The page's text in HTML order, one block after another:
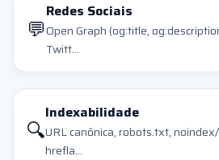
💬
Redes Sociais
Open Graph (og:title,
Twitt...
🔍
Indexabilidade
URL canônica, robots.txt,
hrefla...